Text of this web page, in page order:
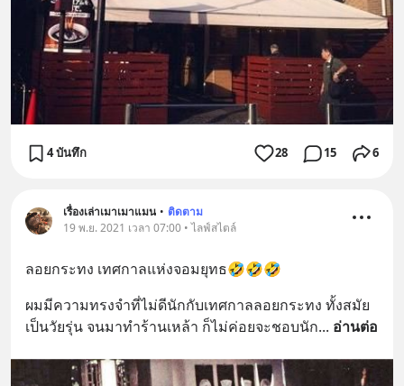
4 บันทึก 28 15 6
เรื่องเล่าเมาเมาแมน • ติดตาม
19 พ.ย. 2021 เวลา 07:00 • ไลฟ์สไตล์
ลอยกระทง เทศกาลแห่งจอมยุทธ🤣🤣🤣
ผมมีความทรงจำที่ไม่ดีนักกับเทศกาลลอยกระทง ทั้งสมัย
เป็นวัยรุ่น จนมาทำร้านเหล้า ก็ไม่ค่อยจะชอบนัก... อ่านต่อ